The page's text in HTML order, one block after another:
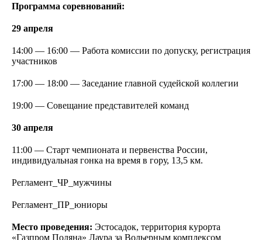
Программа соревнований:
29 апреля
14:00 — 16:00 — Работа комиссии по допуску, регистрация
участников
17:00 — 18:00 — Заседание главной судейской коллегии
19:00 — Совещание представителей команд
30 апреля
11:00 — Старт чемпионата и первенства России,
индивидуальная гонка на время в гору, 13,5 км.
Регламент_ЧР_мужчины
Регламент_ПР_юниоры
Место проведения: Эстосадок, территория курорта
«Газпром Поляна» Лаура за Вольерным комплексом